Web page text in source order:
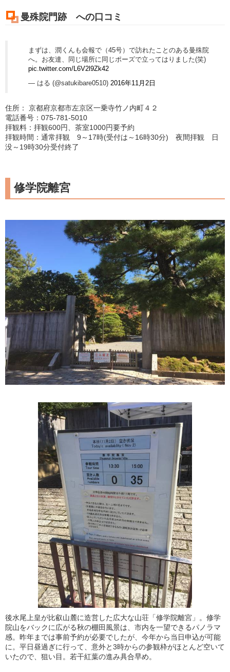
曼殊院門跡 への口コミ
まずは、潤くんも会報で（45号）で訪れたことのある曼殊院
へ。お友達、同じ場所に同じポーズで立ってはりました(笑)
pic.twitter.com/L6V2l9Zk42
— はる (@satukibare0510) 2016年11月2日
住所： 京都府京都市左京区一乗寺竹ノ内町４２
電話番号：075-781-5010
拝観料：拝観600円、茶室1000円要予約
拝観時間：通常拝観 9～17時(受付は～16時30分) 夜間拝観 日
没～19時30分受付終了
修学院離宮
後水尾上皇が比叡山麓に造営した広大な山荘「修学院離宮」。修学
院山をバックに広がる秋の棚田風景は、市内を一望できるパノラマ
感。昨年までは事前予約が必要でしたが、今年から当日申込が可能
に。平日昼過ぎに行って、意外と3時からの参観枠がほとんど空いて
いたので、狙い目。若干紅葉の進み具合早め。